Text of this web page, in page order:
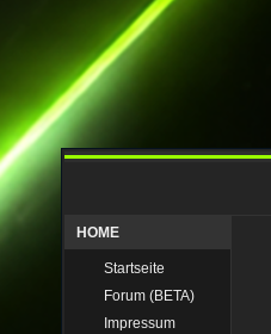
HOME
Startseite
Forum (BETA)
Impressum